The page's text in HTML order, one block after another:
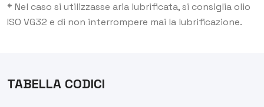
* Nel caso si utilizzasse aria lubrificata, si consiglia olio
ISO VG32 e di non interrompere mai la lubrificazione.
TABELLA CODICI